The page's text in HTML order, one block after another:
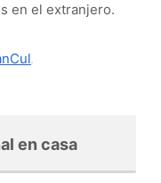
en el extranjero.
en casa